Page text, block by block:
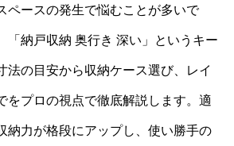
ペースの発生で悩むことが多いで
「納戸収納 奥行き 深い」というキー
法の目安から収納ケース選び、レイ
をプロの視点で徹底解説します。適
納力が格段にアップし、使い勝手の